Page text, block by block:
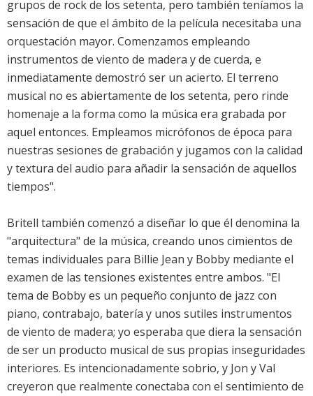
grupos de rock de los setenta, pero también teníamos la
sensación de que el ámbito de la película necesitaba una
orquestación mayor. Comenzamos empleando
instrumentos de viento de madera y de cuerda, e
inmediatamente demostró ser un acierto. El terreno
musical no es abiertamente de los setenta, pero rinde
homenaje a la forma como la música era grabada por
aquel entonces. Empleamos micrófonos de época para
nuestras sesiones de grabación y jugamos con la calidad
y textura del audio para añadir la sensación de aquellos
tiempos".
Britell también comenzó a diseñar lo que él denomina la
"arquitectura" de la música, creando unos cimientos de
temas individuales para Billie Jean y Bobby mediante el
examen de las tensiones existentes entre ambos. "El
tema de Bobby es un pequeño conjunto de jazz con
piano, contrabajo, batería y unos sutiles instrumentos
de viento de madera; yo esperaba que diera la sensación
de ser un producto musical de sus propias inseguridades
interiores. Es intencionadamente sobrio, y Jon y Val
creyeron que realmente conectaba con el sentimiento de